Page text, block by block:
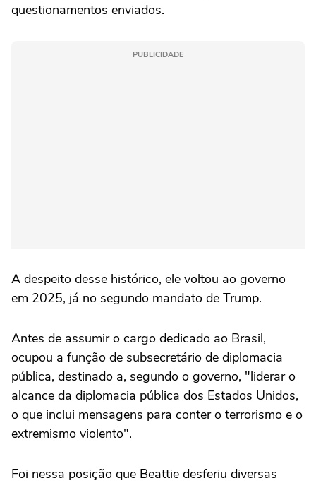
questionamentos enviados.
PUBLICIDADE
A despeito desse histórico, ele voltou ao governo
em 2025, já no segundo mandato de Trump.
Antes de assumir o cargo dedicado ao Brasil,
ocupou a função de subsecretário de diplomacia
pública, destinado a, segundo o governo, "liderar o
alcance da diplomacia pública dos Estados Unidos,
o que inclui mensagens para conter o terrorismo e o
extremismo violento".
Foi nessa posição que Beattie desferiu diversas